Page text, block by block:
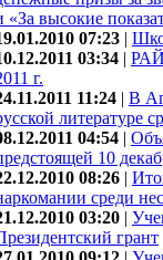
«За высокие
07:23 |
03:34 |
г.
11:24 | В
литературе
04:54 |
10
08:26 |
среди
03:20 |
грант